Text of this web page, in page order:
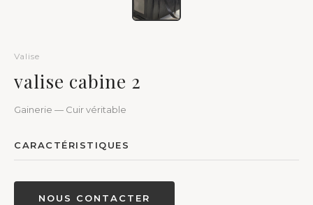
Valise
valise cabine 2
Gainerie — Cuir véritable
CARACTÉRISTIQUES
NOUS CONTACTER